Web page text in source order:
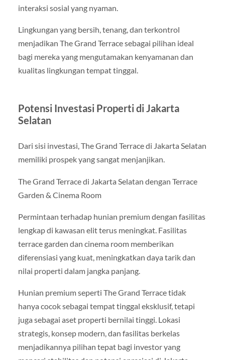
interaksi sosial yang nyaman.
Lingkungan yang bersih, tenang, dan terkontrol
menjadikan The Grand Terrace sebagai pilihan ideal
bagi mereka yang mengutamakan kenyamanan dan
kualitas lingkungan tempat tinggal.
Potensi Investasi Properti di Jakarta
Selatan
Dari sisi investasi, The Grand Terrace di Jakarta Selatan
memiliki prospek yang sangat menjanjikan.
The Grand Terrace di Jakarta Selatan dengan Terrace
Garden & Cinema Room
Permintaan terhadap hunian premium dengan fasilitas
lengkap di kawasan elit terus meningkat. Fasilitas
terrace garden dan cinema room memberikan
diferensiasi yang kuat, meningkatkan daya tarik dan
nilai properti dalam jangka panjang.
Hunian premium seperti The Grand Terrace tidak
hanya cocok sebagai tempat tinggal eksklusif, tetapi
juga sebagai aset properti bernilai tinggi. Lokasi
strategis, konsep modern, dan fasilitas berkelas
menjadikannya pilihan tepat bagi investor yang